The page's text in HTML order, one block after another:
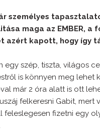
személyes
maga az EMBER, a
azért kapott, hogy így
egy szép, tiszta, világos
is könnyen meg lehet
már 2 óra alatt is ott
felkeresni Gabit,
feleslegesen fizetni egy